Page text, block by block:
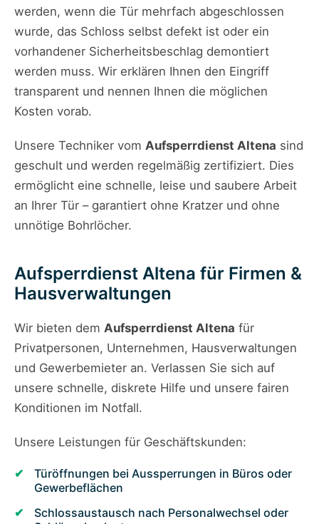
werden, wenn die Tür mehrfach abgeschlossen
wurde, das Schloss selbst defekt ist oder ein
vorhandener Sicherheitsbeschlag demontiert
werden muss. Wir erklären Ihnen den Eingriff
transparent und nennen Ihnen die möglichen
Kosten vorab.
Unsere Techniker vom Aufsperrdienst Altena sind
geschult und werden regelmäßig zertifiziert. Dies
ermöglicht eine schnelle, leise und saubere Arbeit
an Ihrer Tür – garantiert ohne Kratzer und ohne
unnötige Bohrlöcher.
Aufsperrdienst Altena für Firmen &
Hausverwaltungen
Wir bieten dem Aufsperrdienst Altena für
Privatpersonen, Unternehmen, Hausverwaltungen
und Gewerbemieter an. Verlassen Sie sich auf
unsere schnelle, diskrete Hilfe und unsere fairen
Konditionen im Notfall.
Unsere Leistungen für Geschäftskunden:
Türöffnungen bei Aussperrungen in Büros oder
Gewerbeflächen
Schlossaustausch nach Personalwechsel oder